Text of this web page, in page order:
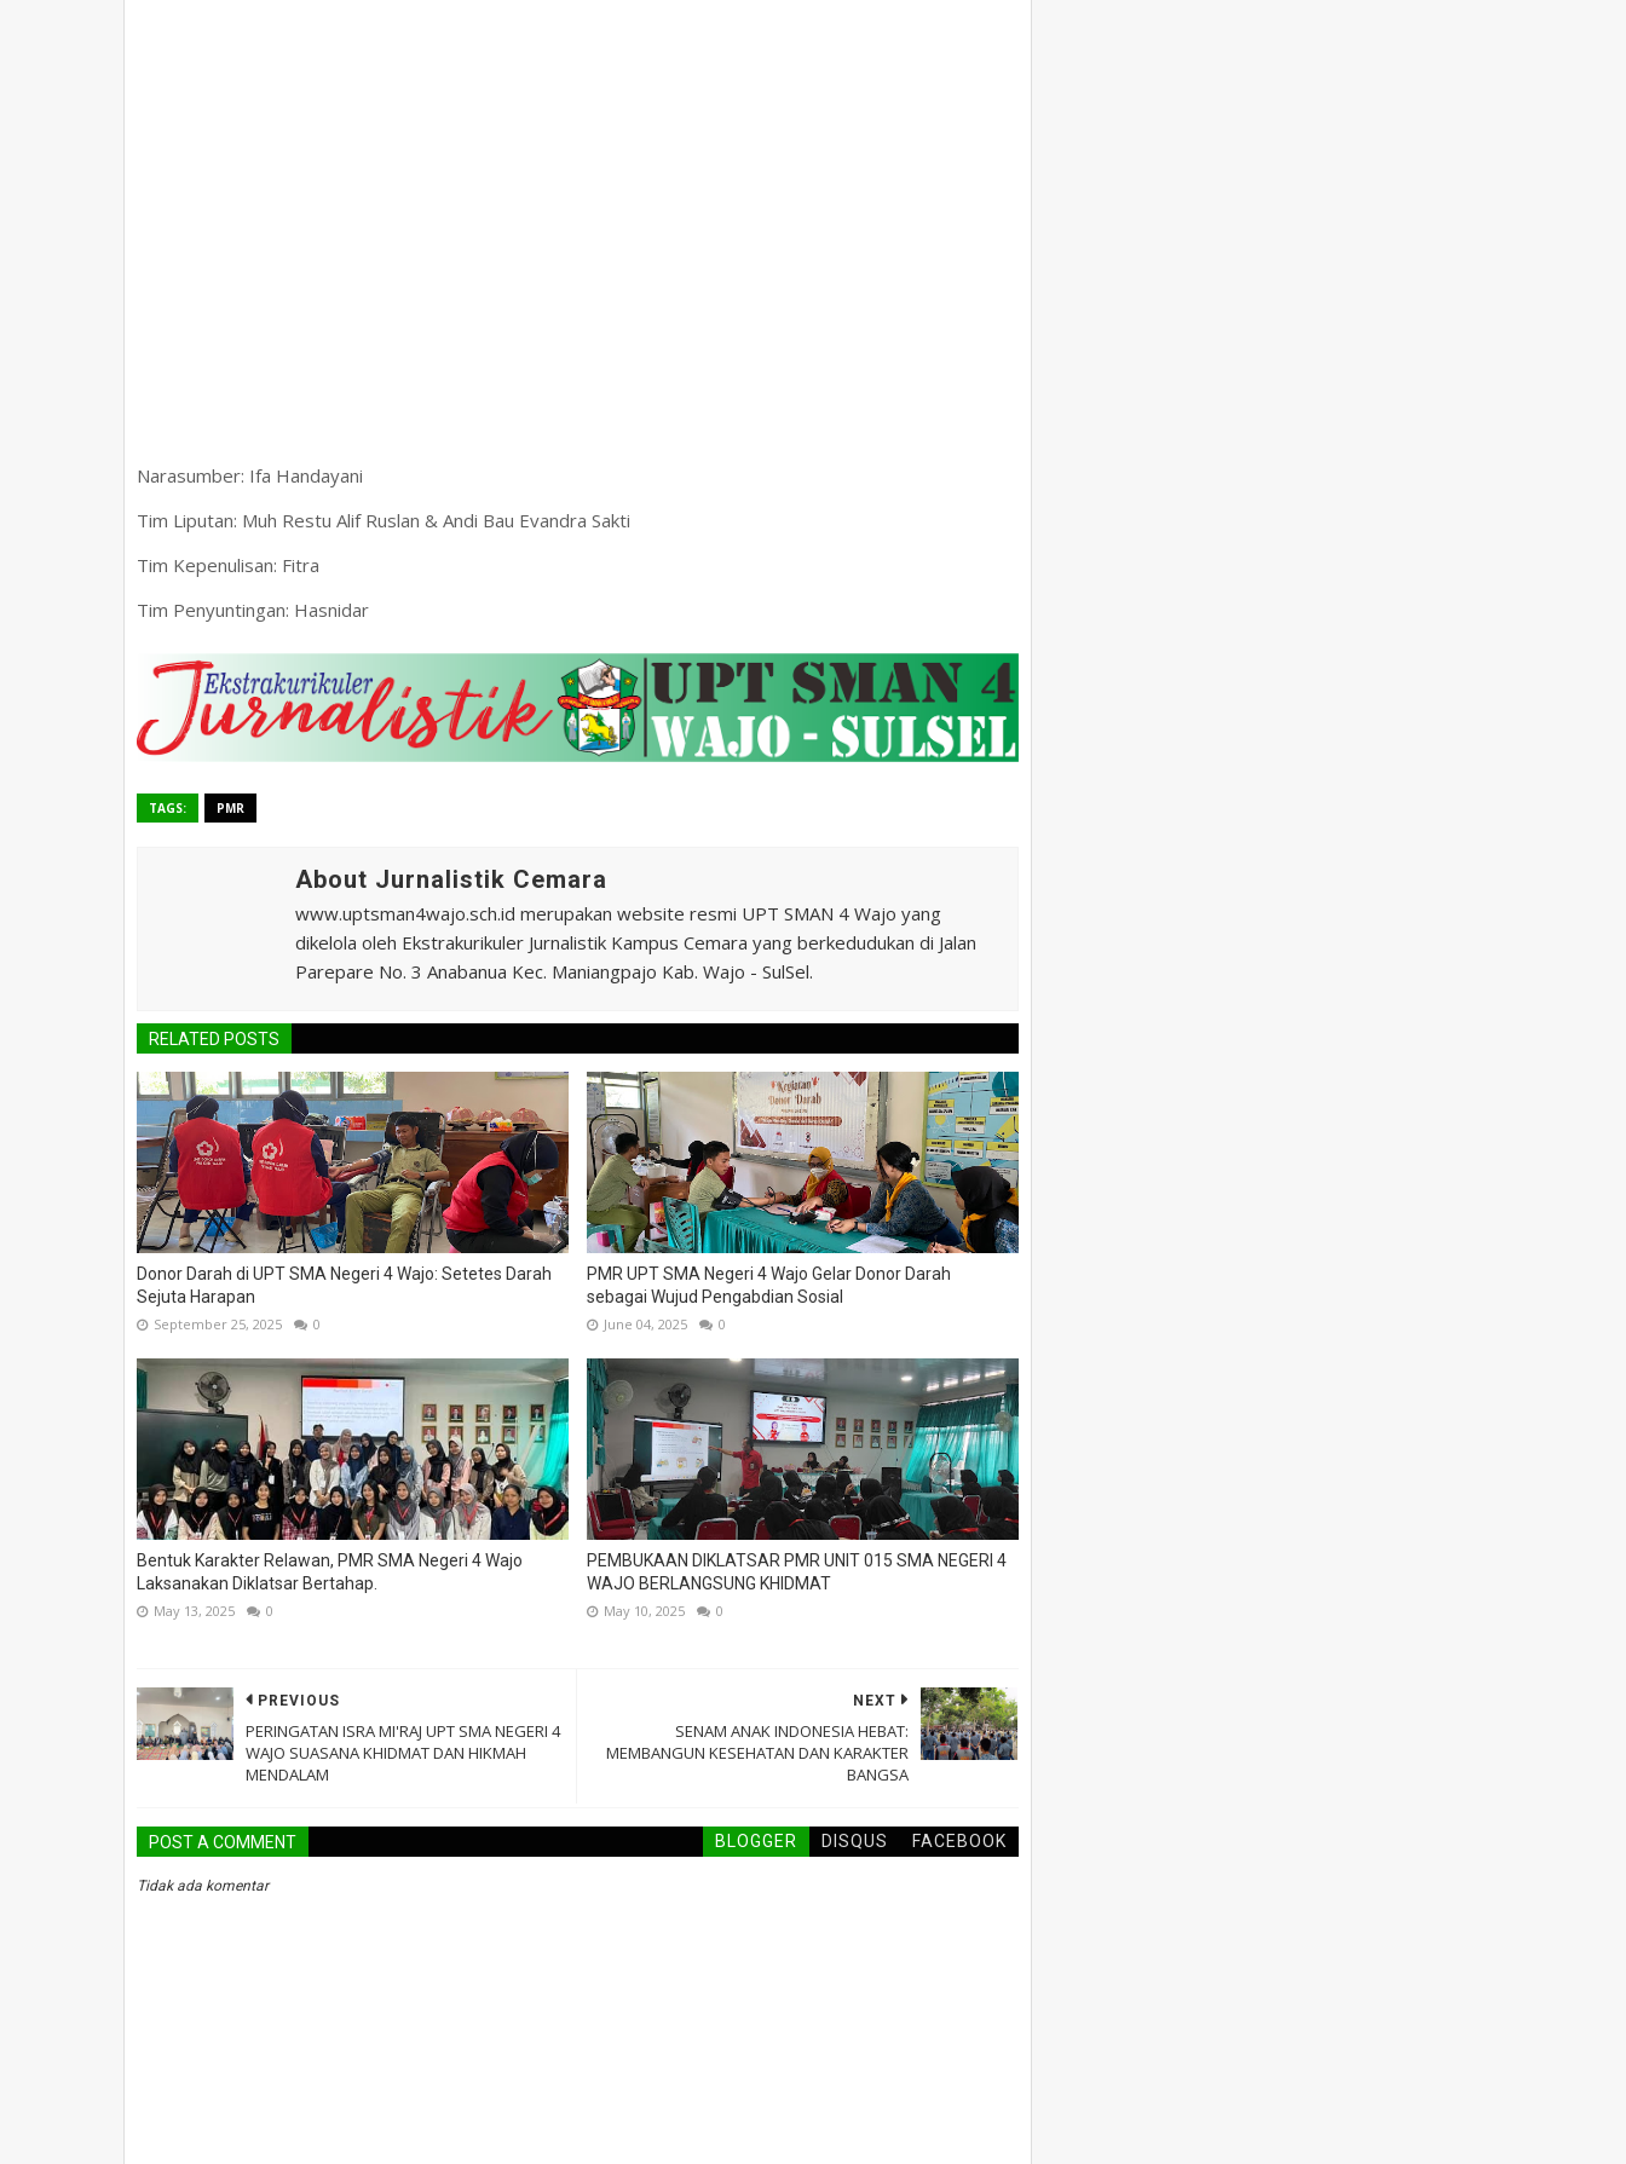
Narasumber: Ifa Handayani
Tim Liputan: Muh Restu Alif Ruslan & Andi Bau Evandra Sakti
Tim Kepenulisan: Fitra
Tim Penyuntingan: Hasnidar
TAGS: PMR
About Jurnalistik Cemara
www.uptsman4wajo.sch.id merupakan website resmi UPT SMAN 4 Wajo yang
dikelola oleh Ekstrakurikuler Jurnalistik Kampus Cemara yang berkedudukan di Jalan
Parepare No. 3 Anabanua Kec. Maniangpajo Kab. Wajo - SulSel.
RELATED POSTS
Donor Darah di UPT SMA Negeri 4 Wajo: Setetes Darah
Sejuta Harapan
September 25, 2025 0
PMR UPT SMA Negeri 4 Wajo Gelar Donor Darah
sebagai Wujud Pengabdian Sosial
June 04, 2025 0
Bentuk Karakter Relawan, PMR SMA Negeri 4 Wajo
Laksanakan Diklatsar Bertahap.
May 13, 2025 0
PEMBUKAAN DIKLATSAR PMR UNIT 015 SMA NEGERI 4
WAJO BERLANGSUNG KHIDMAT
May 10, 2025 0
NEXT
SENAM ANAK INDONESIA HEBAT:
MEMBANGUN KESEHATAN DAN KARAKTER
BANGSA
PREVIOUS
PERINGATAN ISRA MI'RAJ UPT SMA NEGERI 4
WAJO SUASANA KHIDMAT DAN HIKMAH
MENDALAM
POST A COMMENT BLOGGER DISQUS FACEBOOK
Tidak ada komentar